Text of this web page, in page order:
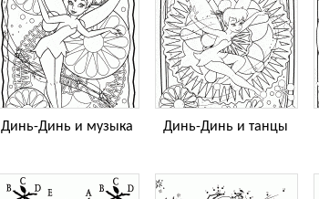
Динь-Динь и музыка Динь-Динь и танцы